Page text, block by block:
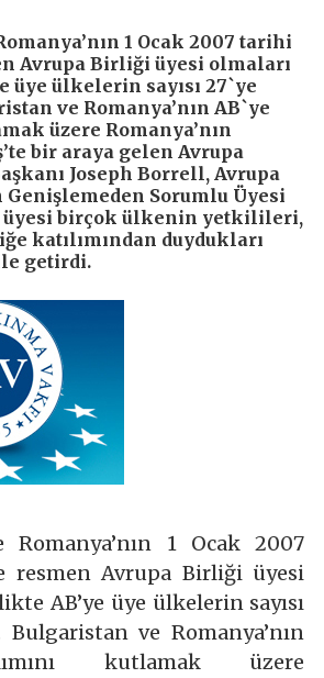
1 Ocak 2007 tarihi
Avrupa Birliği üyesi olmaları
üye ülkelerin sayısı 27`ye
ve Romanya’nın AB`ye
üzere Romanya’nın
bir araya gelen Avrupa
Joseph Borrell, Avrupa
Sorumlu Üyesi
üyesi birçok ülkenin yetkilileri,
katılımından duydukları
getirdi.
Romanya’nın 1 Ocak 2007
resmen Avrupa Birliği üyesi
AB’ye üye ülkelerin sayısı
ve Romanya’nın
kutlamak üzere